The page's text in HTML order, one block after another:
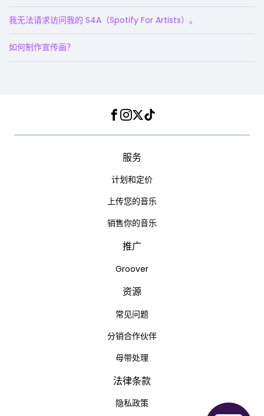
我无法请求访问我的 S4A（Spotify For Artists）。
如何制作宣传画？
Facebook
Instagram
Twitter
TikTok
服务
计划和定价
上传您的音乐
销售你的音乐
推广
Groover
资源
常见问题
分销合作伙伴
母带处理
法律条款
隐私政策